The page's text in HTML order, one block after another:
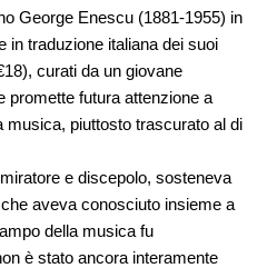
George Enescu (1881-1955) in
in traduzione italiana dei suoi
curati da un giovane
promette futura attenzione a
musica, piuttosto trascurato al di
e discepolo, sosteneva
aveva conosciuto insieme a
della musica fu
è stato ancora interamente